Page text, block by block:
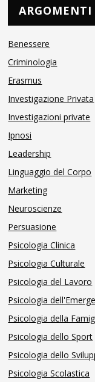
ARGOMENTI
Benessere
Criminologia
Erasmus
Investigazione Privata
Investigazioni private
Ipnosi
Leadership
Linguaggio del Corpo
Marketing
Neuroscienze
Persuasione
Psicologia Clinica
Psicologia Culturale
Psicologia del Lavoro
Psicologia
Psicologia della
Psicologia dello Sport
Psicologia dello
Psicologia Scolastica